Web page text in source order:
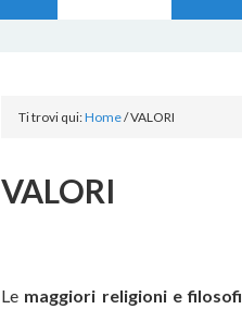
Ti trovi qui:Home/VALORI
VALORI
Le maggiori religioni e